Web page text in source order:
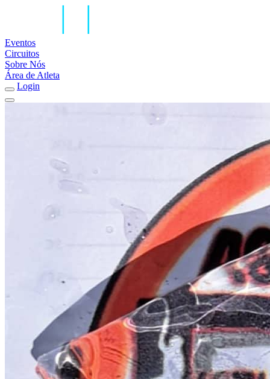
Eventos
Circuitos
Sobre Nós
Área de Atleta
Login